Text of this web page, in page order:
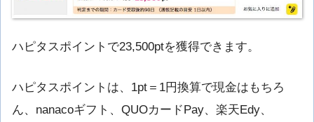
ハピタスポイントで23,500ptを獲得できます。
ハピタスポイントは、1pt＝1円換算で現金はもちろ
ん、nanacoギフト、QUOカードPay、楽天Edy、